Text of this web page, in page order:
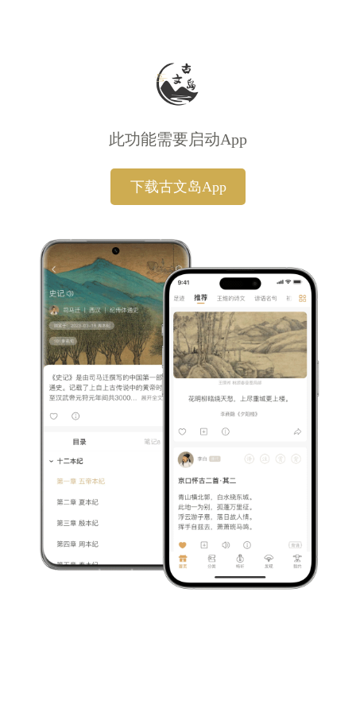
此功能需要启动App
下载古文岛App